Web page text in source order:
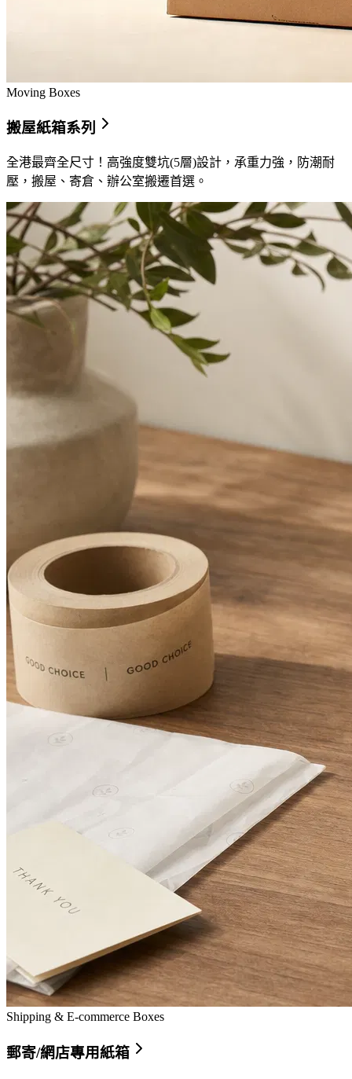
Moving Boxes
搬屋紙箱系列
全港最齊全尺寸！高強度雙坑(5層)設計，承重力強，防潮耐
壓，搬屋、寄倉、辦公室搬遷首選。
Shipping & E-commerce Boxes
郵寄/網店專用紙箱